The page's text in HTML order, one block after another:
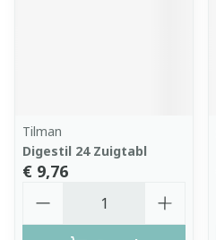
Tilman
Digestil 24 Zuigtabl
€ 9,76